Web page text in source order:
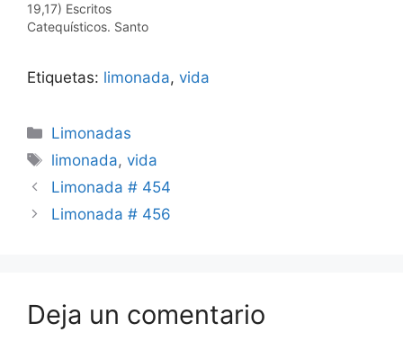
19,17) Escritos
Catequísticos. Santo
Etiquetas: limonada, vida
Categorías
Limonadas
Etiquetas
limonada,vida
Limonada # 454
Limonada # 456
Deja un comentario